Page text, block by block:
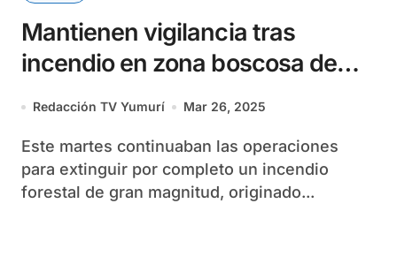
Mantienen vigilancia tras
incendio en zona boscosa de
Holguín
Redacción TV Yumurí Mar 26, 2025
Este martes continuaban las operaciones
para extinguir por completo un incendio
forestal de gran magnitud, originado...